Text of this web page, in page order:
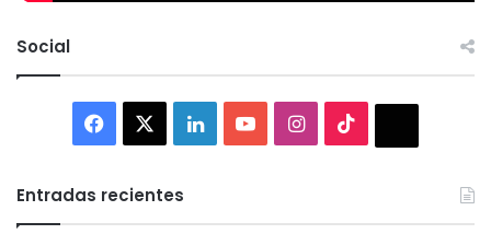
Social
Facebook LinkedInYouTubeInstagram
Entradas recientes